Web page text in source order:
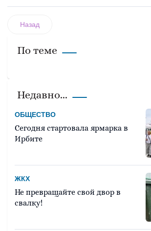
Назад
По теме
Недавно...
ОБЩЕСТВО
Сегодня стартовала ярмарка в
Ирбите
ЖКХ
Не превращайте свой двор в
свалку!